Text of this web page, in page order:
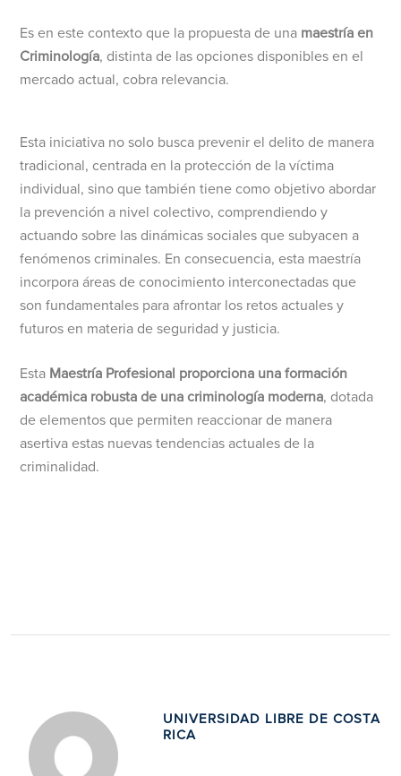
Es en este contexto que la propuesta de una maestría en
Criminología, distinta de las opciones disponibles en el
mercado actual, cobra relevancia.
Esta iniciativa no solo busca prevenir el delito de manera
tradicional, centrada en la protección de la víctima
individual, sino que también tiene como objetivo abordar
la prevención a nivel colectivo, comprendiendo y
actuando sobre las dinámicas sociales que subyacen a
fenómenos criminales. En consecuencia, esta maestría
incorpora áreas de conocimiento interconectadas que
son fundamentales para afrontar los retos actuales y
futuros en materia de seguridad y justicia.
Esta Maestría Profesional proporciona una formación
académica robusta de una criminología moderna, dotada
de elementos que permiten reaccionar de manera
asertiva estas nuevas tendencias actuales de la
criminalidad.
UNIVERSIDAD LIBRE DE COSTA
RICA